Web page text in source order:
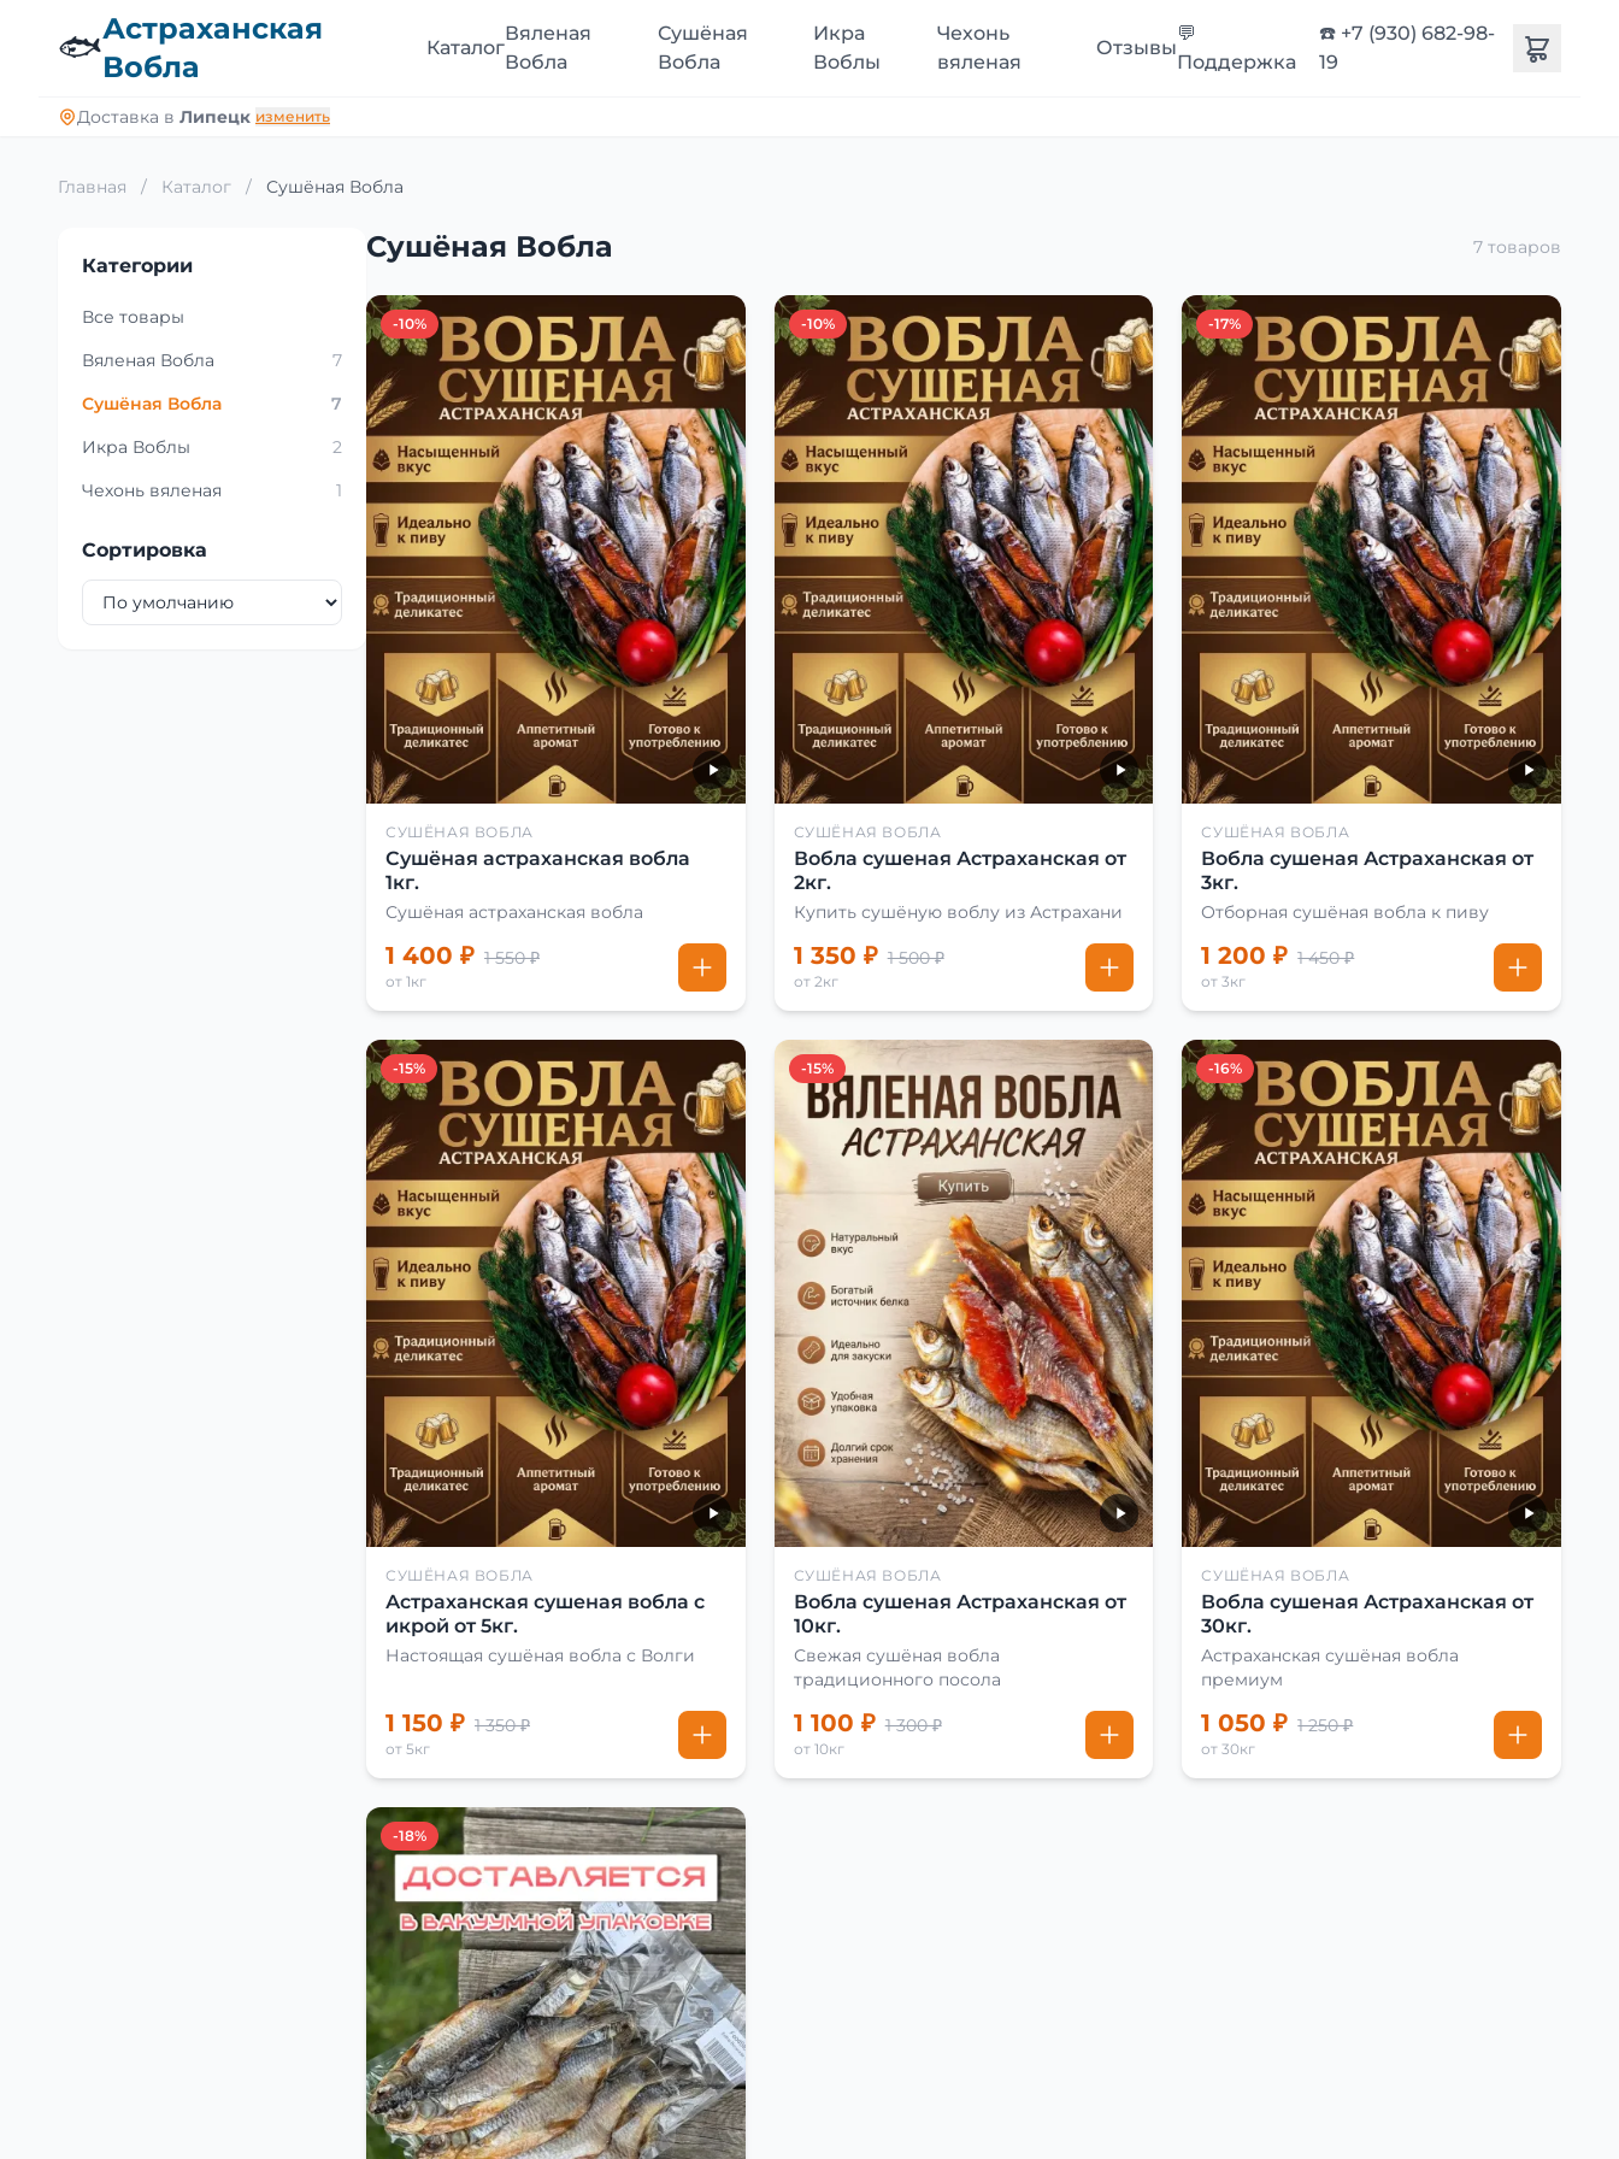
🐟Астраханская
Вобла
Каталог
Вяленая
Вобла
Сушёная
Вобла
Икра
Воблы
Чехонь
вяленая
Отзывы
💬
Поддержка
☎️ +7 (930) 682-98-
19
Доставка в Липецк изменить
Главная / Каталог / Сушёная Вобла
Категории
Все товары
Вяленая Вобла
7
Сушёная Вобла
7
Икра Воблы
2
Чехонь вяленая
1
Сортировка
Сушёная Вобла 7 товаров
-10%
СУШЁНАЯ ВОБЛА
Сушёная астраханская вобла
1кг.
Сушёная астраханская вобла
1 400 ₽ 1 550 ₽
от 1кг
-10%
СУШЁНАЯ ВОБЛА
Вобла сушеная Астраханская от
2кг.
Купить сушёную воблу из Астрахани
1 350 ₽ 1 500 ₽
от 2кг
-17%
СУШЁНАЯ ВОБЛА
Вобла сушеная Астраханская от
3кг.
Отборная сушёная вобла к пиву
1 200 ₽ 1 450 ₽
от 3кг
-15%
СУШЁНАЯ ВОБЛА
Астраханская сушеная вобла с
икрой от 5кг.
Настоящая сушёная вобла с Волги
1 150 ₽ 1 350 ₽
от 5кг
-15%
СУШЁНАЯ ВОБЛА
Вобла сушеная Астраханская от
10кг.
Свежая сушёная вобла
традиционного посола
1 100 ₽ 1 300 ₽
от 10кг
-16%
СУШЁНАЯ ВОБЛА
Вобла сушеная Астраханская от
30кг.
Астраханская сушёная вобла
премиум
1 050 ₽ 1 250 ₽
от 30кг
-18%